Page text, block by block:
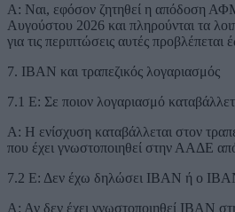
Α: Ναι, εφόσον ζητηθεί η απόδοση ΑΦΜ
Αυγούστου 2026 και πληρούνται τα
για τις περιπτώσεις αυτές
7. IBAN και τραπεζικός λογαριασμός
7.1 Ε: Σε ποιον λογαριασμό
Α: Η ενίσχυση καταβάλλεται στον
που έχει γνωστοποιηθεί στην ΑΑΔΕ
7.2 Ε: Δεν έχω δηλώσει IBAN ή ο IBAN
Α: Αν δεν έχει γνωστοποιηθεί IBAN